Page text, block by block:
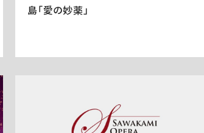
島「愛の妙薬」